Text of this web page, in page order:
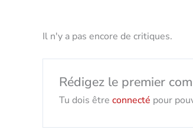
Il n'y a pas encore de critiques.
Rédigez le premier
Tu dois être connecté pour